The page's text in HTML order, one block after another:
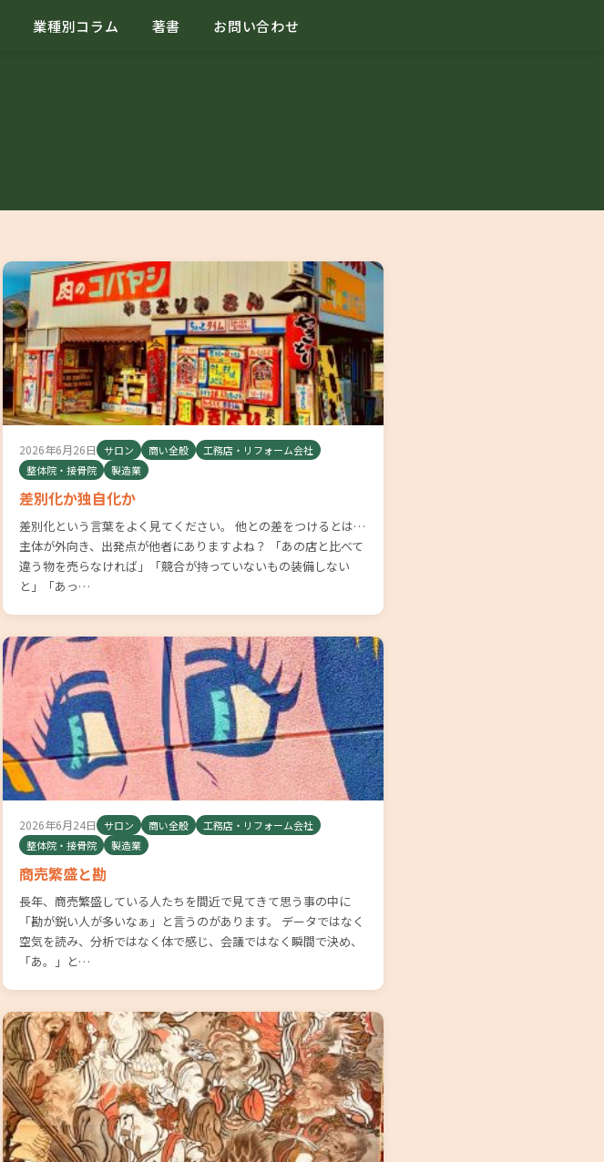
業種別コラム 著書 お問い合わせ
2026年6月26日 サロン 商い全般
工務店・リフォーム会社
整体院・接骨院
製造業
差別化か独自化か
差別化という言葉をよく見てください。 他との差をつけるとは…
主体が外向き、出発点が他者にありますよね？ 「あの店と比べて
違う物を売らなければ」「競合が持っていないもの装備しない
と」「あっ…
2026年6月24日 サロン 商い全般
工務店・リフォーム会社
整体院・接骨院
製造業
商売繁盛と勘
長年、商売繁盛している人たちを間近で見てきて思う事の中に
「勘が鋭い人が多いなぁ」と言うのがあります。 データではなく
空気を読み、分析ではなく体で感じ、会議ではなく瞬間で決め、
「あ。」と…